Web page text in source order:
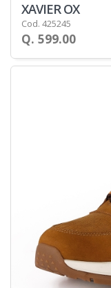
XAVIER OX
Cod. 425245
Q. 599.00